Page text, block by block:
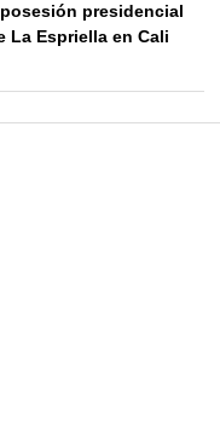
posesión presidencial
La Espriella en Cali